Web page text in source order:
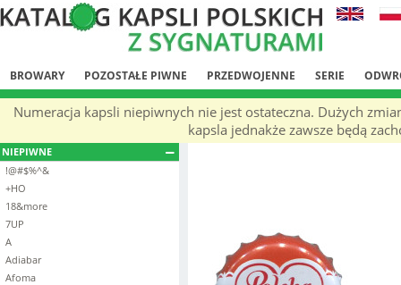
BROWARY POZOSTAŁE PIWNE PRZEDWOJENNE SERIE
Numeracja kapsli niepiwnych nie jest ostateczna. Dużych
kapsla jednakże zawsze będą
NIEPIWNE
!@#$%^&
+HO
18&more
7UP
A
Adiabar
Afoma